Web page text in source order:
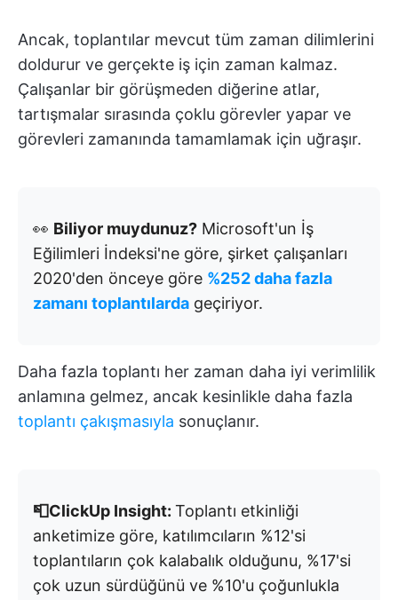
Ancak, toplantılar mevcut tüm zaman dilimlerini
doldurur ve gerçekte iş için zaman kalmaz.
Çalışanlar bir görüşmeden diğerine atlar,
tartışmalar sırasında çoklu görevler yapar ve
görevleri zamanında tamamlamak için uğraşır.
👀 Biliyor muydunuz? Microsoft'un İş
Eğilimleri İndeksi'ne göre, şirket çalışanları
2020'den önceye göre %252 daha fazla
zamanı toplantılarda geçiriyor.
Daha fazla toplantı her zaman daha iyi verimlilik
anlamına gelmez, ancak kesinlikle daha fazla
toplantı çakışmasıyla sonuçlanır.
📮ClickUp Insight: Toplantı etkinliği
anketimize göre, katılımcıların %12'si
toplantıların çok kalabalık olduğunu, %17'si
çok uzun sürdüğünü ve %10'u çoğunlukla